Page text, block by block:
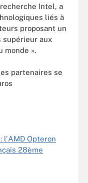
Intel, a
liés à
proposant un
supérieur aux
monde ».
partenaires se
l'AMD Opteron
28ème